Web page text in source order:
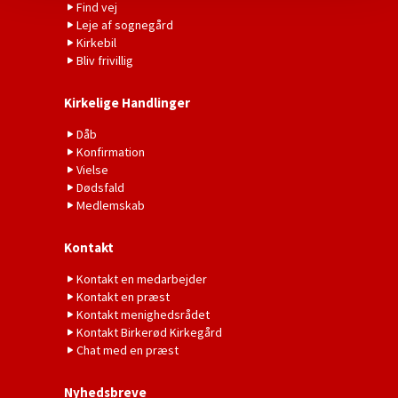
Find vej
Leje af sognegård
Kirkebil
Bliv frivillig
Kirkelige Handlinger
Dåb
Konfirmation
Vielse
Dødsfald
Medlemskab
Kontakt
Kontakt en medarbejder
Kontakt en præst
Kontakt menighedsrådet
Kontakt Birkerød Kirkegård
Chat med en præst
Nyhedsbreve